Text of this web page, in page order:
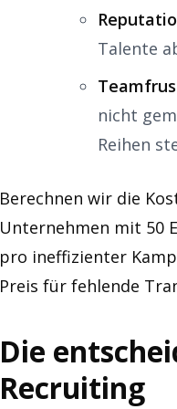
Talente
nicht
Reihen
Berechnen wir die
Unternehmen mit 50
pro ineffizienter
Preis für fehlende
Die
Recruiting